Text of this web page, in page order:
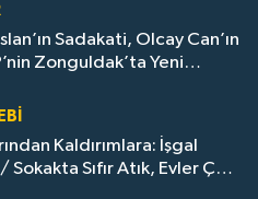
Sadakati, Olcay Can’ın
Zonguldak’ta Yeni
Kaldırımlara: İşgal
Sıfır Atık, Evler Çöp